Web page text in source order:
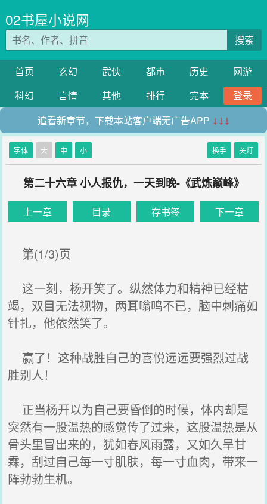
02书屋小说网
搜索
首页 玄幻 武侠 都市 历史
网游
科幻
言情 其他 排行 完本
登录
追看新章节，下载本站客户端无广告APP ↓↓↓
字体 大 中 小 换手 关灯
第二十六章 小人报仇，一天到晚-《武炼巅峰》
上一章 目录 存书签 下一章
第(1/3)页
这一刻，杨开笑了。纵然体力和精神已经枯
竭，双目无法视物，两耳嗡鸣不已，脑中刺痛如
针扎，他依然笑了。
赢了！这种战胜自己的喜悦远远要强烈过战
胜别人！
正当杨开以为自己要昏倒的时候，体内却是
突然有一股温热的感觉传了过来，这股温热是从
骨头里冒出来的，犹如春风雨露，又如久旱甘
霖，刮过自己每一寸肌肤，每一寸血肉，带来一
阵勃勃生机。